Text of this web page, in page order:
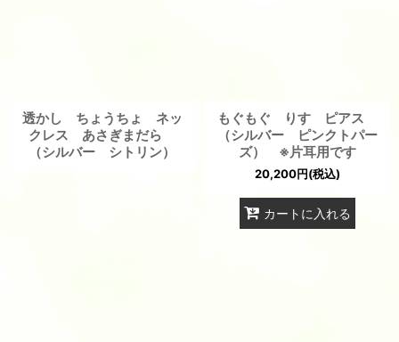
透かし ちょうちょ ネッ
クレス あさぎまだら
（シルバー シトリン）
もぐもぐ りす ピアス
（シルバー ピンクトパー
ズ） ※片耳用です
20,200円(税込)
カートに入れる